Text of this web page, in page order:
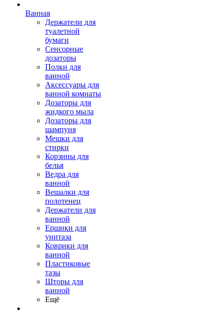
Ванная
Держатели для
туалетной
бумаги
Сенсорные
дозаторы
Полки для
ванной
Аксессуары для
ванной комнаты
Дозаторы для
жидкого мыла
Дозаторы для
шампуня
Мешки для
стирки
Корзины для
белья
Ведра для
ванной
Вешалки для
полотенец
Держатели для
ванной
Ершики для
унитаза
Коврики для
ванной
Пластиковые
тазы
Шторы для
ванной
Ещё